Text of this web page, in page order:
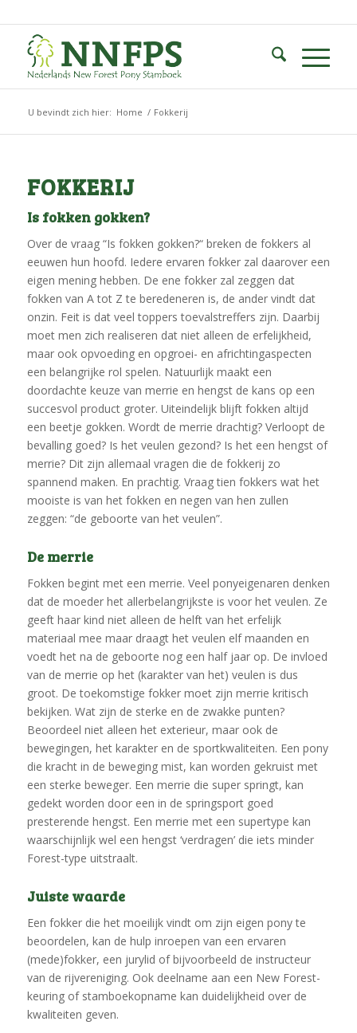
U bevindt zich hier: Home / Fokkerij
FOKKERIJ
Is fokken gokken?
Over de vraag “Is fokken gokken?“ breken de fokkers al
eeuwen hun hoofd. Iedere ervaren fokker zal daarover een
eigen mening hebben. De ene fokker zal zeggen dat
fokken van A tot Z te beredeneren is, de ander vindt dat
onzin. Feit is dat veel toppers toevalstreffers zijn. Daarbij
moet men zich realiseren dat niet alleen de erfelijkheid,
maar ook opvoeding en opgroei- en africhtingaspecten
een belangrijke rol spelen. Natuurlijk maakt een
doordachte keuze van merrie en hengst de kans op een
succesvol product groter. Uiteindelijk blijft fokken altijd
een beetje gokken. Wordt de merrie drachtig? Verloopt de
bevalling goed? Is het veulen gezond? Is het een hengst of
merrie? Dit zijn allemaal vragen die de fokkerij zo
spannend maken. En prachtig. Vraag tien fokkers wat het
mooiste is van het fokken en negen van hen zullen
zeggen: “de geboorte van het veulen”.
De merrie
Fokken begint met een merrie. Veel ponyeigenaren denken
dat de moeder het allerbelangrijkste is voor het veulen. Ze
geeft haar kind niet alleen de helft van het erfelijk
materiaal mee maar draagt het veulen elf maanden en
voedt het na de geboorte nog een half jaar op. De invloed
van de merrie op het (karakter van het) veulen is dus
groot. De toekomstige fokker moet zijn merrie kritisch
bekijken. Wat zijn de sterke en de zwakke punten?
Beoordeel niet alleen het exterieur, maar ook de
bewegingen, het karakter en de sportkwaliteiten. Een pony
die kracht in de beweging mist, kan worden gekruist met
een sterke beweger. Een merrie die super springt, kan
gedekt worden door een in de springsport goed
presterende hengst. Een merrie met een supertype kan
waarschijnlijk wel een hengst ‘verdragen’ die iets minder
Forest-type uitstraalt.
Juiste waarde
Een fokker die het moeilijk vindt om zijn eigen pony te
beoordelen, kan de hulp inroepen van een ervaren
(mede)fokker, een jurylid of bijvoorbeeld de instructeur
van de rijvereniging. Ook deelname aan een New Forest-
keuring of stamboekopname kan duidelijkheid over de
kwaliteiten geven.